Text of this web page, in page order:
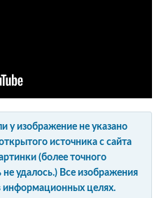
у изображение не указано
источника с сайта
(более точного
не удалось.) Все изображения
информационных целях.